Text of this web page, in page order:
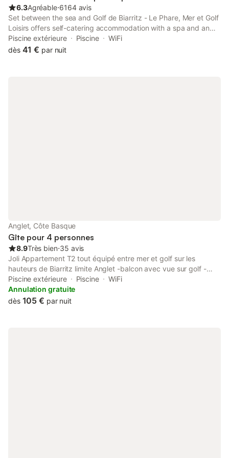
6.3Agréable⋅6164 avis
Set between the sea and Golf de Biarritz - Le Phare, Mer et Golf
Loisirs offers self-catering accommodation with a spa and an
outdoor swimming pool.
Piscine extérieure Piscine
WiFi
dès 41 € par nuit
Anglet, Côte Basque
Gîte pour 4 personnes
8.9Très bien⋅35 avis
Joli Appartement T2 tout équipé entre mer et golf sur les
hauteurs de Biarritz limite Anglet -balcon avec vue sur golf -
résidence avec piscine - Mon logement est proche de la plage,
les commerces et les restaurants, à 5 minutes à pied - accès
direct à la plage par piste cyclable. Vous apprécierez mon
Piscine extérieure Piscine
WiFi
Annulation gratuite
dès 105 € par nuit